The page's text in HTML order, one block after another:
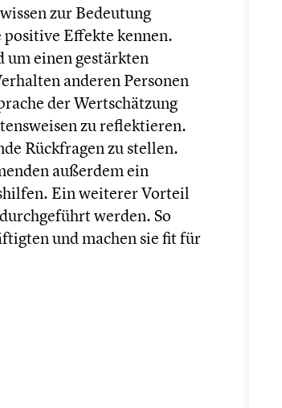
zur Bedeutung
Effekte kennen.
einen gestärkten
anderen Personen
der Wertschätzung
zu reflektieren.
Rückfragen zu stellen.
außerdem ein
Ein weiterer Vorteil
werden. So
und machen sie fit für